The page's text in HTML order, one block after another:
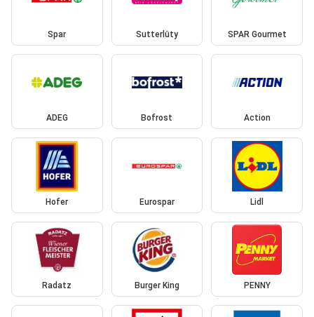
Spar Sutterlüty SPAR Gourmet
ADEG Bofrost Action
Hofer Eurospar Lidl
Radatz Burger King PENNY